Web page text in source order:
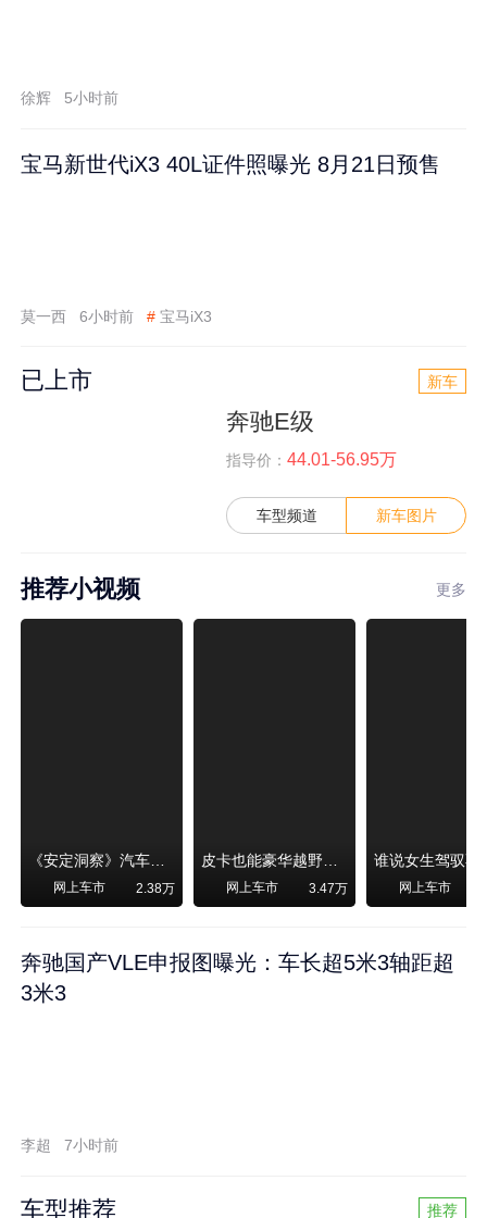
徐辉 5小时前
宝马新世代iX3 40L证件照曝光 8月21日预售
莫一西 6小时前 # 宝马iX3
已上市 新车
奔驰E级
指导价： 44.01-56.95万
车型频道 新车图片
推荐小视频 更多
《安定洞察》汽车烧不烧油，和石油安全无关！
网上车市 2.38万
皮卡也能豪华越野！纵横F700上市，限时卖29.99万起
网上车市 3.47万 网上车市
奔驰国产VLE申报图曝光：车长超5米3轴距超
3米3
李超 7小时前
车型推荐 推荐